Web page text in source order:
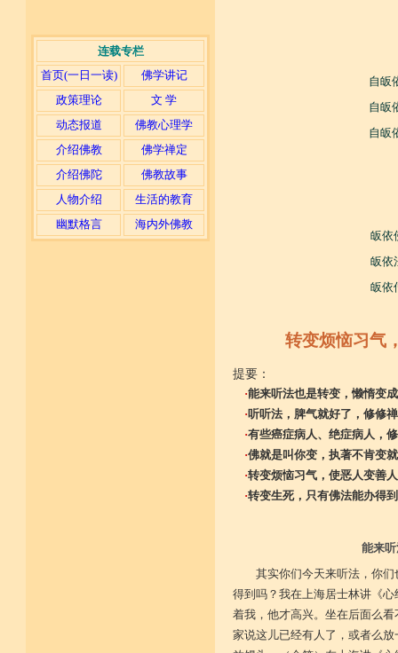
连载专栏
首页(一日一读)
佛学讲记
政策理论
文 学
动态报道
佛教心理学
介绍佛教
佛学禅定
介绍佛陀
佛教故事
人物介绍
生活的教育
幽默格言
海内外佛教
自皈
自皈
自皈
皈依
皈依
皈依
转变烦恼习气
提要：
·能来听法也是转变，懒惰变
·听听法，脾气就好了，修修
·有些癌症病人、绝症病人，
·佛就是叫你变，执著不肯变
·转变烦恼习气，使恶人变善
·转变生死，只有佛法能办得到
能来
其实你们今天来听法，你
得到吗？我在上海居士林讲《
着我，他才高兴。坐在后面么
家说这儿已经有人了，或者么